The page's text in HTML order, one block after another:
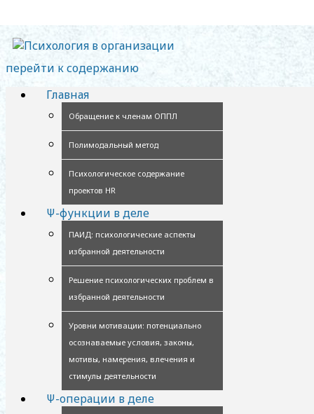
перейти к содержанию
Главная
Обращение к членам ОППЛ
Полимодальный метод
Психологическое содержание
проектов HR
Ψ-функции в деле
ПАИД: психологические аспекты
избранной деятельности
Решение психологических проблем в
избранной деятельности
Уровни мотивации: потенциально
осознаваемые условия, законы,
мотивы, намерения, влечения и
стимулы деятельности
Ψ-операции в деле